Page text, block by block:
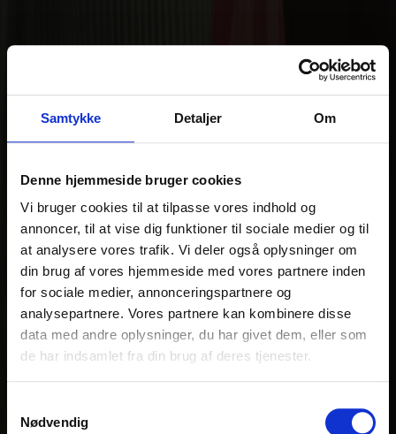
Samtykke Detaljer Om
Denne hjemmeside bruger cookies
Vi bruger cookies til at tilpasse vores indhold og
annoncer, til at vise dig funktioner til sociale medier og til
at analysere vores trafik. Vi deler også oplysninger om
din brug af vores hjemmeside med vores partnere inden
for sociale medier, annonceringspartnere og
analysepartnere. Vores partnere kan kombinere disse
data med andre oplysninger, du har givet dem, eller som
de har indsamlet fra din brug af deres tjenester.
Nødvendig